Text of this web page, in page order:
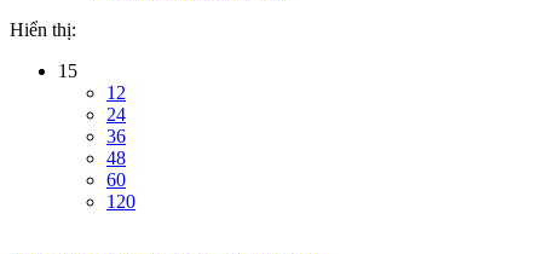
Hiển thị:
15
12
24
36
48
60
120